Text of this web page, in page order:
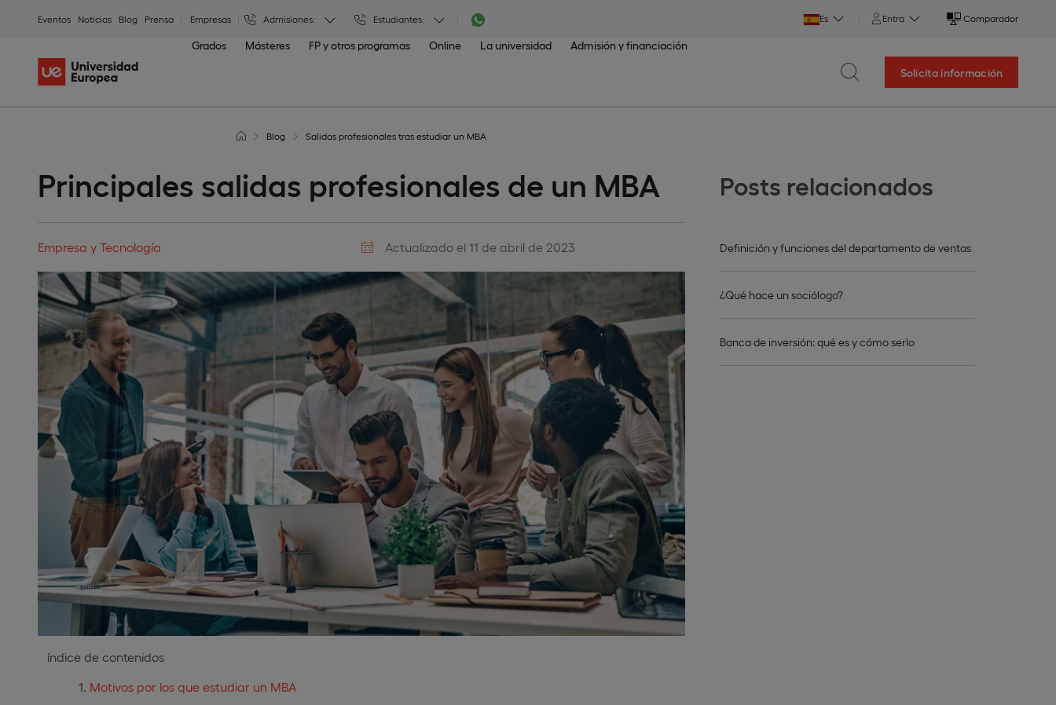
Eventos Noticias Blog Prensa Empresas Admisiones: Estudiantes: Es Entra Comparador
Grados Másteres FP y otros programas Online La universidad Admisión y financiación
Solicita información
Posts relacionados
Definición y funciones del departamento de ventas
¿Qué hace un sociólogo?
Banca de inversión: qué es y cómo serlo
Blog Salidas profesionales tras estudiar un MBA
Principales salidas profesionales de un MBA
Empresa y Tecnología Actualizado el 11 de abril de 2023
índice de contenidos
Motivos por los que estudiar un MBA